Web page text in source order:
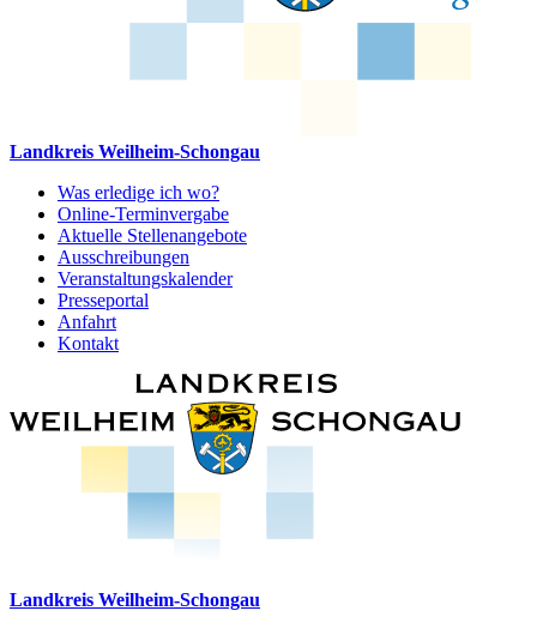
Landkreis Weilheim-Schongau
Was erledige ich wo?
Online-Terminvergabe
Aktuelle Stellenangebote
Ausschreibungen
Veranstaltungskalender
Presseportal
Anfahrt
Kontakt
Landkreis Weilheim-Schongau